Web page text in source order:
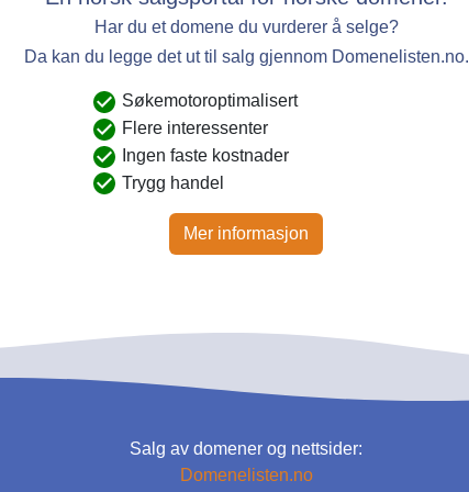
Har du et domene du vurderer å selge?
Da kan du legge det ut til salg gjennom Domenelisten.no.
Søkemotoroptimalisert
Flere interessenter
Ingen faste kostnader
Trygg handel
Mer informasjon
Salg av domener og nettsider:
Domenelisten.no